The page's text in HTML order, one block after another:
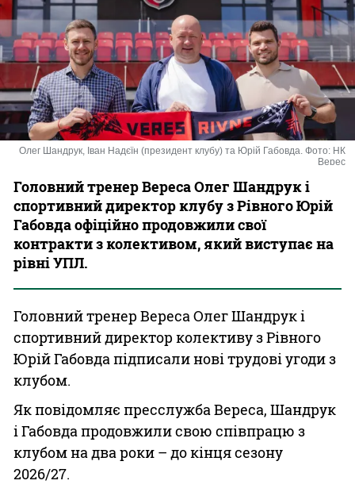
Букмекери
Казино
Олег Шандрук, Іван Надєїн (президент клубу) та Юрій Габовда. Фото: НК
Верес
Головний тренер Вереса Олег Шандрук і
спортивний директор клубу з Рівного Юрій
Габовда офіційно продовжили свої
контракти з колективом, який виступає на
рівні УПЛ.
Головний тренер Вереса Олег Шандрук і
спортивний директор колективу з Рівного
Юрій Габовда підписали нові трудові угоди з
клубом.
Як повідомляє пресслужба Вереса, Шандрук
і Габовда продовжили свою співпрацю з
клубом на два роки – до кінця сезону
2026/27.